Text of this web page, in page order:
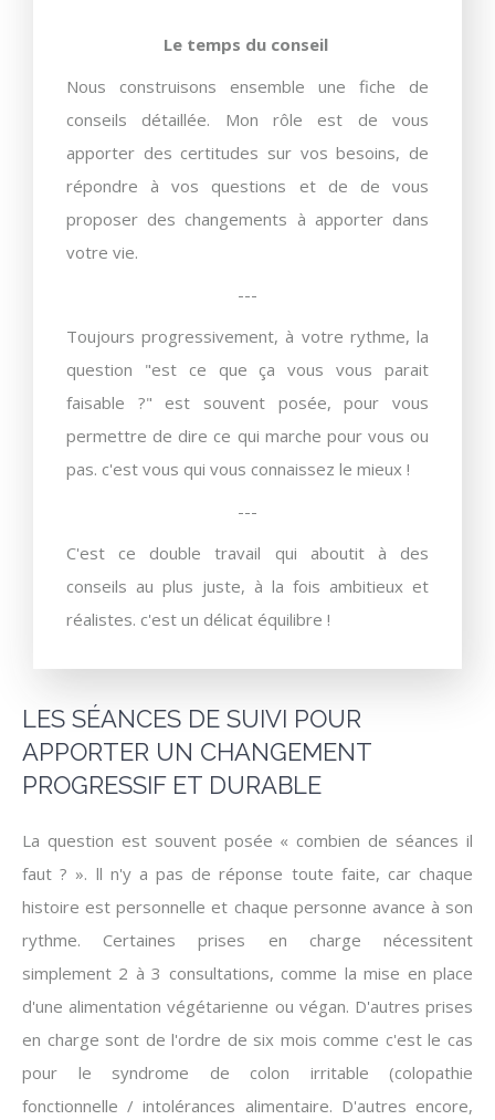
Le temps du conseil
Nous construisons ensemble une fiche de
conseils détaillée. Mon rôle est de vous
apporter des certitudes sur vos besoins, de
répondre à vos questions et de de vous
proposer des changements à apporter dans
votre vie.
---
Toujours progressivement, à votre rythme, la
question "est ce que ça vous vous parait
faisable ?" est souvent posée, pour vous
permettre de dire ce qui marche pour vous ou
pas. c'est vous qui vous connaissez le mieux !
---
C'est ce double travail qui aboutit à des
conseils au plus juste, à la fois ambitieux et
réalistes. c'est un délicat équilibre !
LES SÉANCES DE SUIVI POUR
APPORTER UN CHANGEMENT
PROGRESSIF ET DURABLE
La question est souvent posée « combien de séances il
faut ? ». ll n'y a pas de réponse toute faite, car chaque
histoire est personnelle et chaque personne avance à son
rythme. Certaines prises en charge nécessitent
simplement 2 à 3 consultations, comme la mise en place
d'une alimentation végétarienne ou végan. D'autres prises
en charge sont de l'ordre de six mois comme c'est le cas
pour le syndrome de colon irritable (colopathie
fonctionnelle / intolérances alimentaire. D'autres encore,